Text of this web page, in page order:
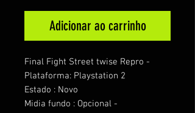
Adicionar ao carrinho
Final Fight Street twise Repro -
Plataforma: Playstation 2
Estado : Novo
Midia fundo : Opcional -